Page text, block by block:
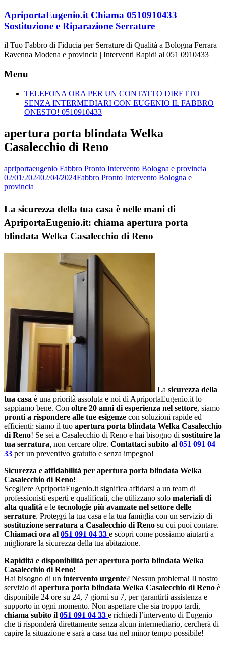
Vai
al
contenuto
ApriportaEugenio.it Chiama 0510910433
Sostituzione e Riparazione Serrature
il Tuo Fabbro di Fiducia per Serrature di Qualità a Bologna Ferrara
Ravenna Modena e provincia | Interventi Rapidi al 051 0910433
Menu
TELEFONA ORA PER UN CONTATTO DIRETTO
SENZA INTERMEDIARI CON EUGENIO IL FABBRO
ONESTO! 0510910433
apertura porta blindata Welka
Casalecchio di Reno
apriportaeugenio Fabbro Pronto Intervento Bologna e provincia
02/01/202402/04/2024Fabbro Pronto Intervento Bologna e
provincia
La sicurezza della tua casa è nelle mani di
ApriportaEugenio.it: chiama apertura porta
blindata Welka Casalecchio di Reno
La sicurezza della
tua casa è una priorità assoluta e noi di ApriportaEugenio.it lo
sappiamo bene. Con oltre 20 anni di esperienza nel settore, siamo
pronti a rispondere alle tue esigenze con soluzioni rapide ed
efficienti: siamo il tuo apertura porta blindata Welka Casalecchio
di Reno! Se sei a Casalecchio di Reno e hai bisogno di sostituire la
tua serratura, non cercare oltre. Contattaci subito al 051 091 04
33 per un preventivo gratuito e senza impegno!
Sicurezza e affidabilità per apertura porta blindata Welka
Casalecchio di Reno!
Scegliere ApriportaEugenio.it significa affidarsi a un team di
professionisti esperti e qualificati, che utilizzano solo materiali di
alta qualità e le tecnologie più avanzate nel settore delle
serrature. Proteggi la tua casa e la tua famiglia con un servizio di
sostituzione serratura a Casalecchio di Reno su cui puoi contare.
Chiamaci ora al 051 091 04 33 e scopri come possiamo aiutarti a
migliorare la sicurezza della tua abitazione.
Rapidità e disponibilità per apertura porta blindata Welka
Casalecchio di Reno!
Hai bisogno di un intervento urgente? Nessun problema! Il nostro
servizio di apertura porta blindata Welka Casalecchio di Reno è
disponibile 24 ore su 24, 7 giorni su 7, per garantirti assistenza e
supporto in ogni momento. Non aspettare che sia troppo tardi,
chiama subito il 051 091 04 33 e richiedi l’intervento di Eugenio
che ti risponderà direttamente senza alcun intermediario, cercherà di
capire la situazione e sarà a casa tua nel minor tempo possibile!